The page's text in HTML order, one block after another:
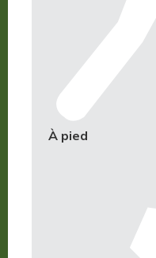
À pied